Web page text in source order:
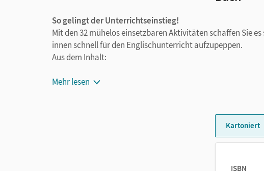
So gelingt der Unterrichtseinstieg!
Mit den 32 mühelos einsetzbaren Aktivitäten schaffen Sie
innen schnell für den Englischunterricht aufzupeppen.
Aus dem Inhalt:
All different, all equal
Mehr lesen
Kartoniert
ISBN